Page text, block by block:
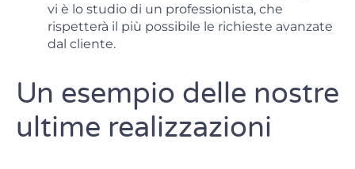
vi è lo studio di un professionista, che
rispetterà il più possibile le richieste avanzate
dal cliente.
Un esempio delle nostre
ultime realizzazioni